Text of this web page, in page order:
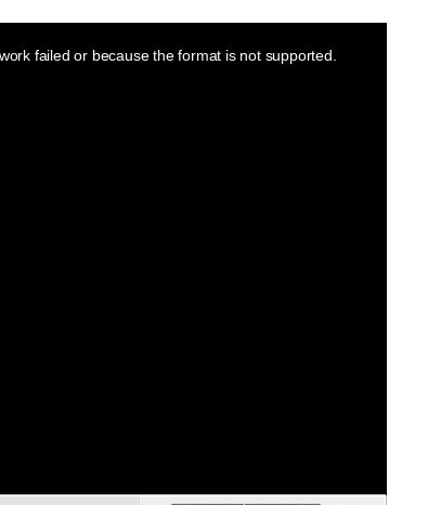
failed or because the format is not supported.